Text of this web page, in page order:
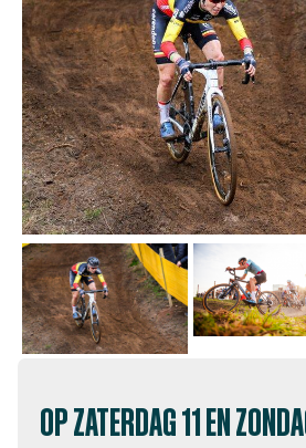
OP ZATERDAG 11 EN